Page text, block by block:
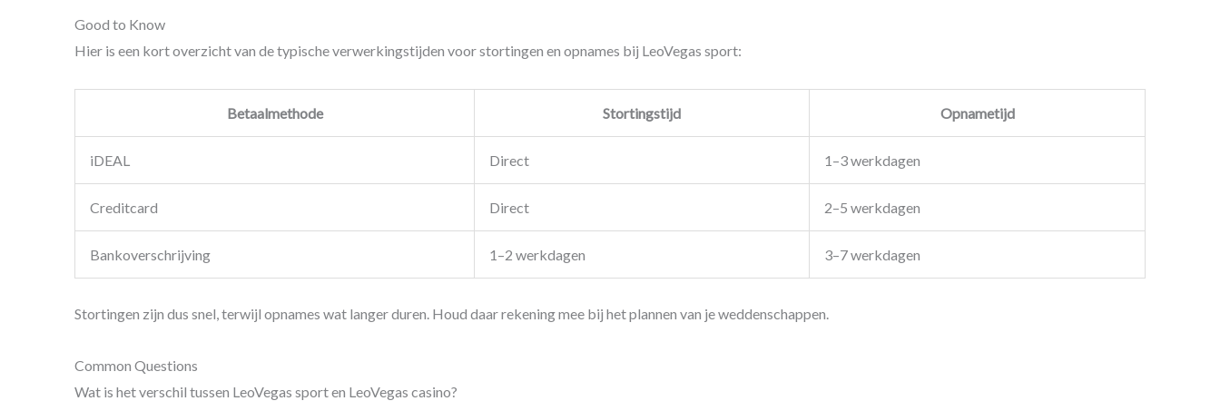
Good to Know
Hier is een kort overzicht van de typische verwerkingstijden voor stortingen en opnames bij LeoVegas sport:
Betaalmethode Stortingstijd Opnametijd
iDEAL Direct 1–3 werkdagen
Creditcard Direct 2–5 werkdagen
Bankoverschrijving 1–2 werkdagen 3–7 werkdagen
Stortingen zijn dus snel, terwijl opnames wat langer duren. Houd daar rekening mee bij het plannen van je weddenschappen.
Common Questions
Wat is het verschil tussen LeoVegas sport en LeoVegas casino?